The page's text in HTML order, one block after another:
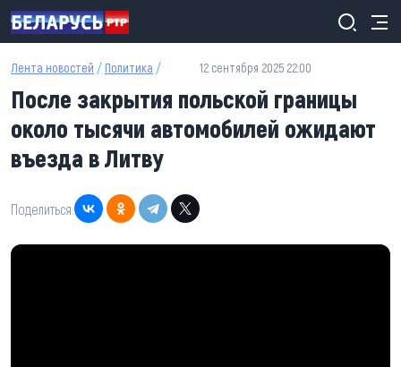
Перейти к основному содержанию
Лента новостей / Политика / 12 сентября 2025 22:00
После закрытия польской границы
около тысячи автомобилей ожидают
въезда в Литву
Поделиться: